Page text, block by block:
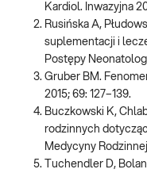
Kardiol. Inwazyjna
Rusińska A,
suplementacji i
Postępy
Gruber BM.
2015; 69: 127–139.
Buczkowski K,
rodzinnych
Medycyny
Tuchendler D,